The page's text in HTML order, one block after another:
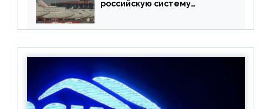
российскую систему